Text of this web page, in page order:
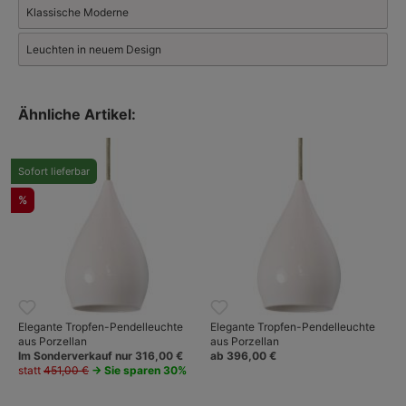
Sortiment aus dem
Klassische Moderne
Leuchten in neuem Design
Ähnliche Artikel:
Sofort lieferbar
%
Elegante Tropfen-Pendelleuchte
aus Porzellan
Im Sonderverkauf nur 316,00 €
statt 451,00 € → Sie sparen 30%
Elegante Tropfen-Pendelleuchte
aus Porzellan
ab 396,00 €